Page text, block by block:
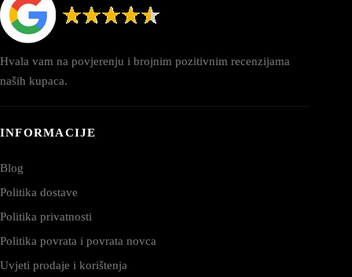
Hvala vam na povjerenju i brojnim pozitivnim recenzijama
naših kupaca.
INFORMACIJE
Blog
Politika dostave
Politika privatnosti
Politika povrata i povrata novca
Uvjeti prodaje i korištenja